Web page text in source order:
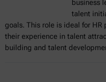
business
talent
goals. This role is ideal for
their experience in talent
building and talent